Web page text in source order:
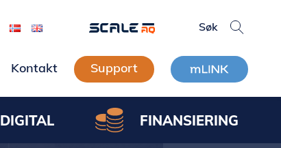
Kontakt Support
DIGITAL FINANSIERING